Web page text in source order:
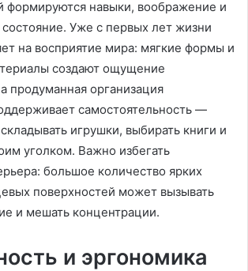
формируются навыки, воображение и
Уже с первых лет жизни
на восприятие мира: мягкие формы и
создают ощущение
продуманная организация
самостоятельность —
игрушки, выбирать книги и
уголком. Важно избегать
большое количество ярких
поверхностей может вызывать
и мешать концентрации.
и эргономика